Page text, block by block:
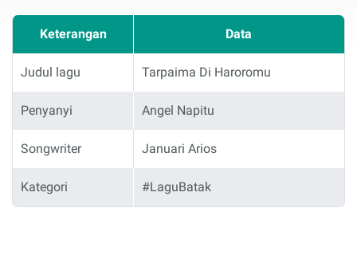
Keterangan Data
Judul lagu Tarpaima Di Haroromu
Penyanyi Angel Napitu
Songwriter Januari Arios
Kategori #LaguBatak